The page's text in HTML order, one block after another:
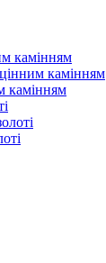
камінням
камінням
камінням